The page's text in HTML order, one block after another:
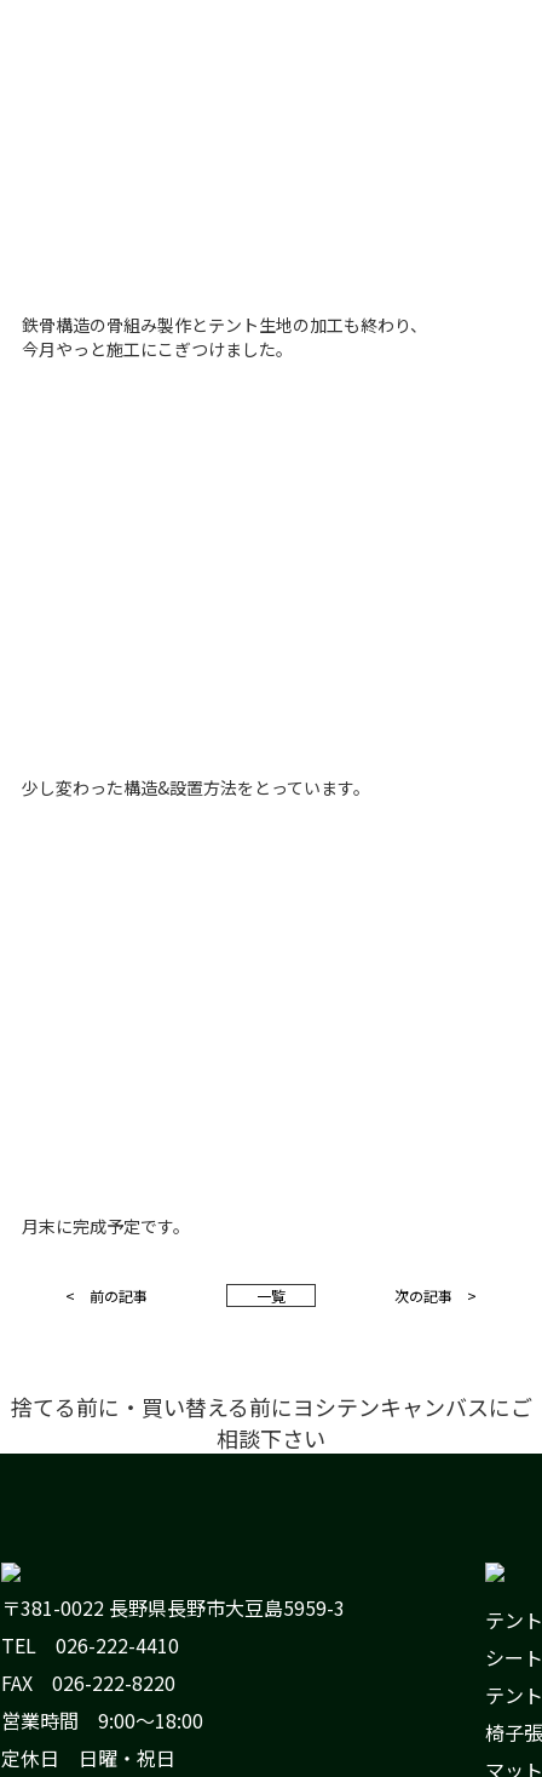
鉄骨構造の骨組み製作とテント生地の加工も終わり、
今月やっと施工にこぎつけました。
少し変わった構造&設置方法をとっています。
月末に完成予定です。
< 前の記事 一覧 次の記事 >
捨てる前に・買い替える前にヨシテンキャンバスにご
相談下さい
〒381-0022 長野県長野市大豆島5959-3
TEL 026-222-4410
FAX 026-222-8220
営業時間 9:00〜18:00
定休日 日曜・祝日
テント
シート
テン
椅子
マッ